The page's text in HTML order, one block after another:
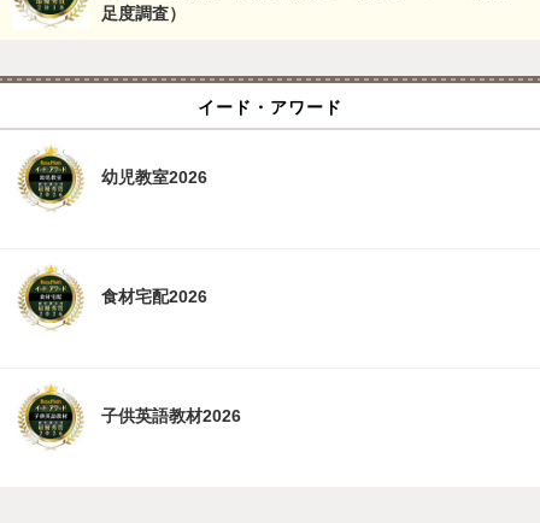
足度調査）
イード・アワード
幼児教室2026
食材宅配2026
子供英語教材2026